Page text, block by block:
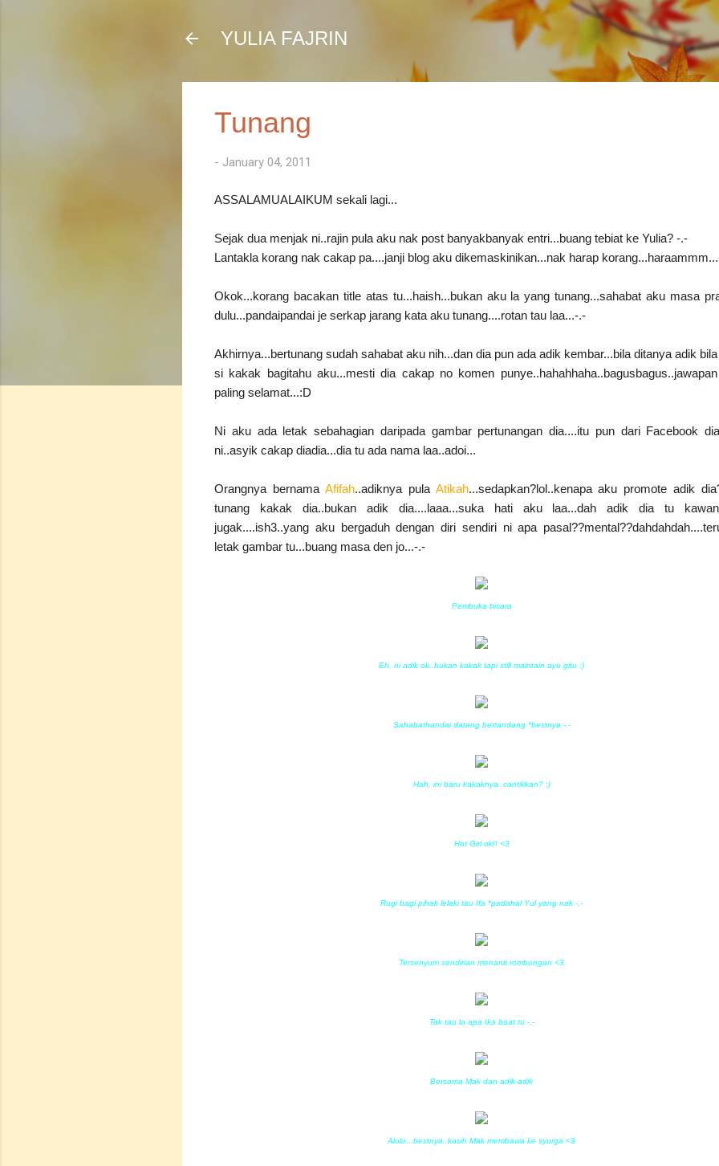
Skip to main content
YULIA FAJRIN
Tunang
- January 04, 2011
ASSALAMUALAIKUM sekali lagi...
Sejak dua menjak ni..rajin pula aku nak post banyakbanyak entri...buang tebiat ke Yulia? -.-
Lantakla korang nak cakap pa....janji blog aku dikemaskinikan...nak harap
Okok...korang bacakan title atas tu...haish...bukan aku la yang tunang...sahabat aku masa
dulu...pandaipandai je serkap jarang kata aku tunang....rotan tau laa...-.-
Akhirnya...bertunang sudah sahabat aku nih...dan dia pun ada adik kembar...bila ditanya adik
si kakak bagitahu aku...mesti dia cakap no komen
paling selamat...:D
Ni aku ada letak sebahagian daripada gambar pertunangan dia....itu pun dari Facebook
ni..asyik cakap diadia...dia tu ada nama laa..adoi...
Orangnya bernama Afifah..adiknya pula Atikah...sedapkan?lol..kenapa aku promote adik
tunang kakak dia..bukan adik dia....laaa...suka hati aku laa...dah adik dia tu
jugak....ish3..yang aku bergaduh dengan diri sendiri ni apa
letak gambar tu...buang masa den jo...-.-
Pembuka bicara
Eh, ni adik ok..bukan kakak tapi still maintain ayu gitu :)
Sahabathandai datang bertandang *bestnya -.-
Hah, ini baru kakaknya..cantikkan? ;)
Hot Girl ok!! <3
Rugi bagi pihak lelaki tau Ifa *padahal Yul yang nak -.-
Tersenyum sendirian menanti rombongan <3
Tak tau la apa Ika buat tu -.-
Bersama Mak dan adik-adik
Alolo...bestnya..kasih Mak membawa ke syurga <3